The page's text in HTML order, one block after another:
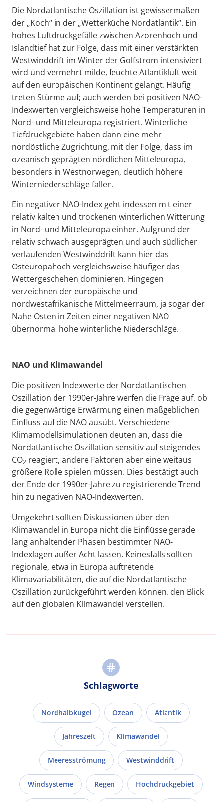
Die Nordatlantische Oszillation ist gewissermaßen
der „Koch“ in der „Wetterküche Nordatlantik“. Ein
hohes Luftdruckgefälle zwischen Azorenhoch und
Islandtief hat zur Folge, dass mit einer verstärkten
Westwinddrift im Winter der Golfstrom intensiviert
wird und vermehrt milde, feuchte Atlantikluft weit
auf den europäischen Kontinent gelangt. Häufig
treten Stürme auf; auch werden bei positiven NAO-
Indexwerten vergleichsweise hohe Temperaturen in
Nord- und Mitteleuropa registriert. Winterliche
Tiefdruckgebiete haben dann eine mehr
nordöstliche Zugrichtung, mit der Folge, dass im
ozeanisch geprägten nördlichen Mitteleuropa,
besonders in Westnorwegen, deutlich höhere
Winterniederschläge fallen.
Ein negativer NAO-Index geht indessen mit einer
relativ kalten und trockenen winterlichen Witterung
in Nord- und Mitteleuropa einher. Aufgrund der
relativ schwach ausgeprägten und auch südlicher
verlaufenden Westwinddrift kann hier das
Osteuropahoch vergleichsweise häufiger das
Wettergeschehen dominieren. Hingegen
verzeichnen der europäische und
nordwestafrikanische Mittelmeerraum, ja sogar der
Nahe Osten in Zeiten einer negativen NAO
übernormal hohe winterliche Niederschläge.
NAO und Klimawandel
Die positiven Indexwerte der Nordatlantischen
Oszillation der 1990er-Jahre werfen die Frage auf, ob
die gegenwärtige Erwärmung einen maßgeblichen
Einfluss auf die NAO ausübt. Verschiedene
Klimamodellsimulationen deuten an, dass die
Nordatlantische Oszillation sensitiv auf steigendes
CO2 reagiert, andere Faktoren aber eine weitaus
größere Rolle spielen müssen. Dies bestätigt auch
der Ende der 1990er-Jahre zu registrierende Trend
hin zu negativen NAO-Indexwerten.
Umgekehrt sollten Diskussionen über den
Klimawandel in Europa nicht die Einflüsse gerade
lang anhaltender Phasen bestimmter NAO-
Indexlagen außer Acht lassen. Keinesfalls sollten
regionale, etwa in Europa auftretende
Klimavariabilitäten, die auf die Nordatlantische
Oszillation zurückgeführt werden können, den Blick
auf den globalen Klimawandel verstellen.
Schlagworte
Nordhalbkugel Ozean Atlantik
Jahreszeit Klimawandel
Meeresströmung Westwinddrift
Windsysteme Regen Hochdruckgebiet